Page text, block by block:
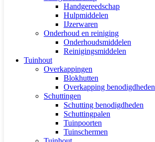
Handgereedschap
Hulpmiddelen
IJzerwaren
Onderhoud en reiniging
Onderhoudsmiddelen
Reinigingsmiddelen
Tuinhout
Overkappingen
Blokhutten
Overkapping benodigdheden
Schuttingen
Schutting benodigdheden
Schuttingpalen
Tuinpoorten
Tuinschermen